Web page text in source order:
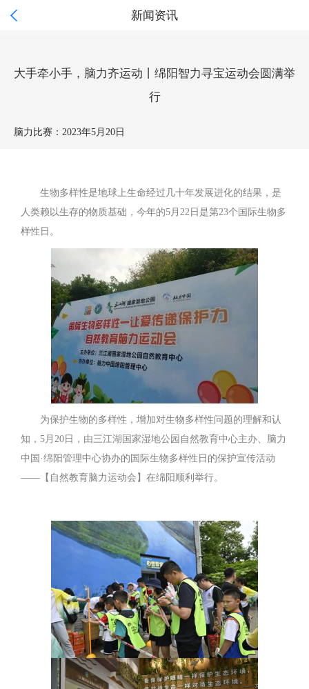
 新闻资讯
大手牵小手，脑力齐运动丨绵阳智力寻宝运动会圆满举
行
脑力比赛： 2023年5月20日
生物多样性是地球上生命经过几十年发展进化的结果，是
人类赖以生存的物质基础，今年的5月22日是第23个国际生物多
样性日。
为保护生物的多样性，增加对生物多样性问题的理解和认
知，5月20日，由三江湖国家湿地公园自然教育中心主办、脑力
中国·绵阳管理中心协办的国际生物多样性日的保护宣传活动
——【自然教育脑力运动会】在绵阳顺利举行。